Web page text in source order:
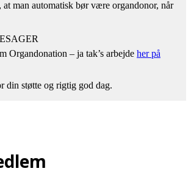
at man automatisk bør være organdonor, når
Organdonation – ja tak’s arbejde her på
din støtte og rigtig god dag.